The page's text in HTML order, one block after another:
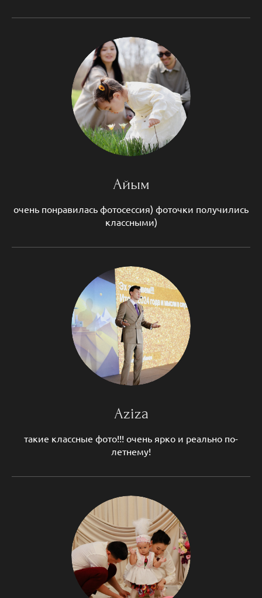
Айым
очень понравилась фотосессия) фоточки получились
классными)
Aziza
такие классные фото!!! очень ярко и реально по-
летнему!